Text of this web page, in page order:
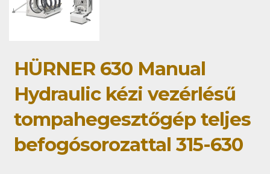
HÜRNER 630 Manual
Hydraulic kézi vezérlésű
tompahegesztőgép teljes
befogósorozattal 315-630